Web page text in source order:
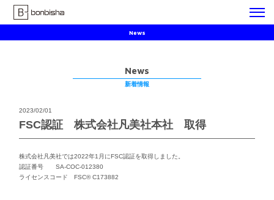
News
News
新着情報
2023/02/01
FSC認証 株式会社凡美社本社 取得
株式会社凡美社では2022年1月にFSC認証を取得しました。
認証番号 SA-COC-012380
ライセンスコード FSC® C173882